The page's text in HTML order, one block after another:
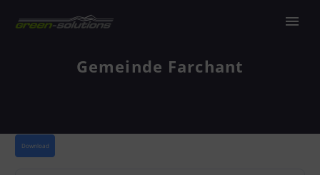
Gemeinde Farchant
Download